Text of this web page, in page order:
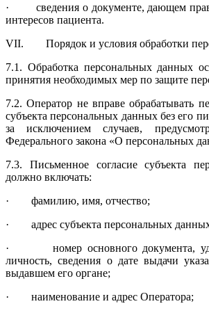
· сведения о документе, дающем
интересов пациента.
VII. Порядок и условия обработки
7.1. Обработка персональных данных
принятия необходимых мер по защите
7.2. Оператор не вправе обрабатывать
субъекта персональных данных без его
за исключением случаев,
Федерального закона «О персональных
7.3. Письменное согласие субъекта
должно включать:
· фамилию, имя, отчество;
· адрес субъекта персональных
· номер основного документа,
личность, сведения о дате выдачи
выдавшем его органе;
· наименование и адрес Оператора;